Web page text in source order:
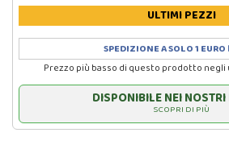
ULTIMI PEZZI
SPEDIZIONE A SOLO 1 EURO
Prezzo più basso di questo prodotto negli
DISPONIBILE NEI
SCOPRI DI PIÙ